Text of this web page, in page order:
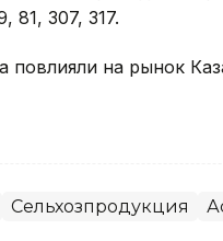
81, 307, 317.
на рынок
Сельхозпродукция